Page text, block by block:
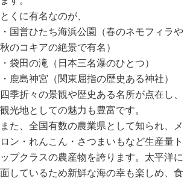
とくに有名なのが、
・ 国営ひたち海浜公園
（春のネモフィラや
秋のコキアの絶景で有名）
・ 袋田の滝 （日本三名瀑のひとつ）
・ 鹿島神宮 （関東屈指の歴史ある神社）
四季折々の景観や歴史ある名所が点在し、
観光地としての魅力も豊富です。
また、全国有数の農業県として知られ、メ
ロン・れんこん・さつまいもなど生産量ト
ップクラスの農産物を誇ります。太平洋に
面しているため新鮮な海の幸も楽しめ、食